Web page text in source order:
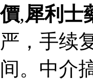
價,犀利士
严，手续
间。中介